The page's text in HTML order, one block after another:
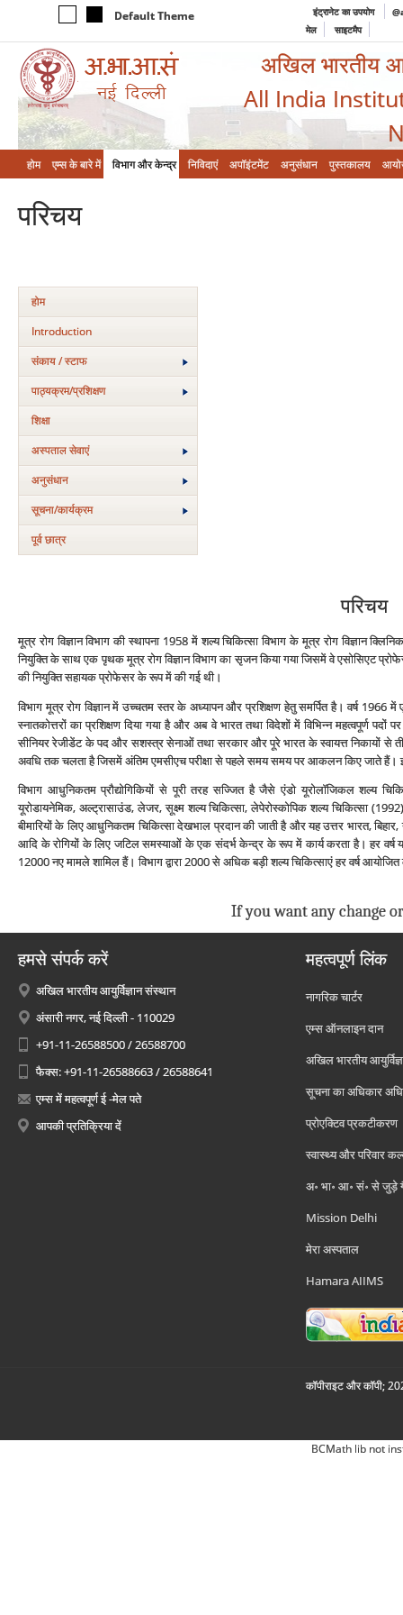
Default Theme इंट्रानेट का उपयोग
मेल
साइटमैप
अखिल भारतीय
All India
होम एम्‍स के बारे में विभाग और केन्‍द्र निविदाएं अपॉइंटमेंट अनुसंधान पुस्तकालय
परिचय
होम
Introduction
संकाय / स्टाफ
पाठ्यक्रम/प्रशिक्षण
शिक्षा
अस्‍पताल सेवाएं
अनुसंधान
सूचना/कार्यक्रम
पूर्व छात्र
परिचय
मूत्र रोग विज्ञान विभाग की स्‍थापना 1958 में शल्‍य चिकित्‍सा विभाग के मूत्र रोग विज्ञान
नियुक्ति के साथ एक पृथक मूत्र रोग विज्ञान विभाग का सृजन किया गया जिसमें वे एसोसिएट
की नियुक्ति सहायक प्रोफेसर के रूप में की गई थी।
विभाग मूत्र रोग विज्ञान में उच्‍चतम स्‍तर के अध्‍यापन और प्रशिक्षण हेतु समर्पित है। वर्ष
स्‍नातकोत्तरों का प्रशिक्षण दिया गया है और अब वे भारत तथा विदेशों में विभिन्‍न महत्‍वपूर्ण
सीनियर रेजीडेंट के पद और सशस्‍त्र सेनाओं तथा सरकार और पूरे भारत के स्‍वायत्त निकायों से तीन
अवधि तक चलता है जिसमें अंतिम एमसीएच परीक्षा से पहले समय समय पर आकलन किए जाते हैं।
विभाग आधुनिकतम प्रौद्योगिकियों से पूरी तरह सज्जित है जैसे एंडो यूरोलॉजिकल शल्‍य
यूरोडायनेमिक, अल्‍ट्रासाउंड, लेजर, सूक्ष्‍म शल्‍य चिकित्‍सा, लेपेरोस्‍कोपिक शल्‍य चिकित्‍सा
बीमारियों के लिए आधुनिकतम चिकित्‍सा देखभाल प्रदान की जाती है और यह उत्तर भारत,
आदि के रोगियों के लिए जटिल समस्‍याओं के एक संदर्भ केन्‍द्र के रूप में कार्य करता है। हर वर्ष
12000 नए मामले शामिल हैं। विभाग द्वारा 2000 से अधिक बड़ी शल्‍य चिकित्‍साएं हर वर्ष
If you want any change
हमसे संपर्क करें
अखिल भारतीय आयुर्विज्ञान संस्थान
अंसारी नगर, नई दिल्ली - 110029
+91-11-26588500 / 26588700
फैक्स: +91-11-26588663 / 26588641
एम्स में महत्वपूर्ण ई -मेल पते
आपकी प्रतिक्रिया दें
महत्वपूर्ण लिंक
नागरिक चार्टर
एम्स ऑनलाइन दान
अखिल भारतीय
सूचना का अधिकार
प्रोएक्टिव प्रकटीकरण
स्वास्थ्य और परिवार
अ॰ भा॰ आ॰ सं॰ से जुड़े
Mission Delhi
मेरा अस्पताल
Hamara AIIMS
कॉपीराइट और कॉपी;
BCMath lib not